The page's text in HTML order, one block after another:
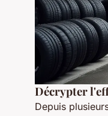
Décrypter
Depuis